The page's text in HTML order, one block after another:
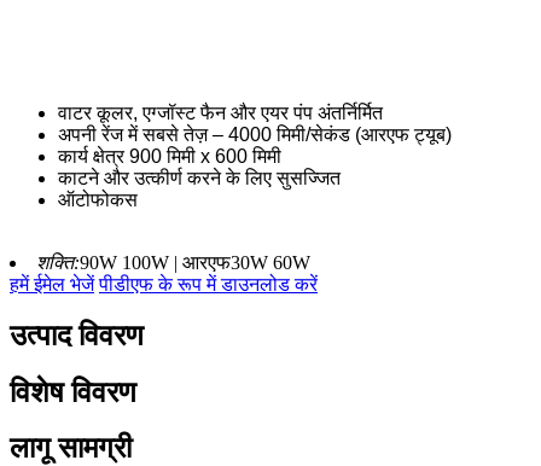
वाटर कूलर, एग्जॉस्ट फैन और एयर पंप अंतर्निर्मित
अपनी रेंज में सबसे तेज़ – 4000 मिमी/सेकंड (आरएफ ट्यूब)
कार्य क्षेत्र 900 मिमी x 600 मिमी
काटने और उत्कीर्ण करने के लिए सुसज्जित
ऑटोफोकस
शक्ति:90W 100W | आरएफ30W 60W
हमें ईमेल भेजें पीडीएफ के रूप में डाउनलोड करें
उत्पाद विवरण
विशेष विवरण
लागू सामग्री